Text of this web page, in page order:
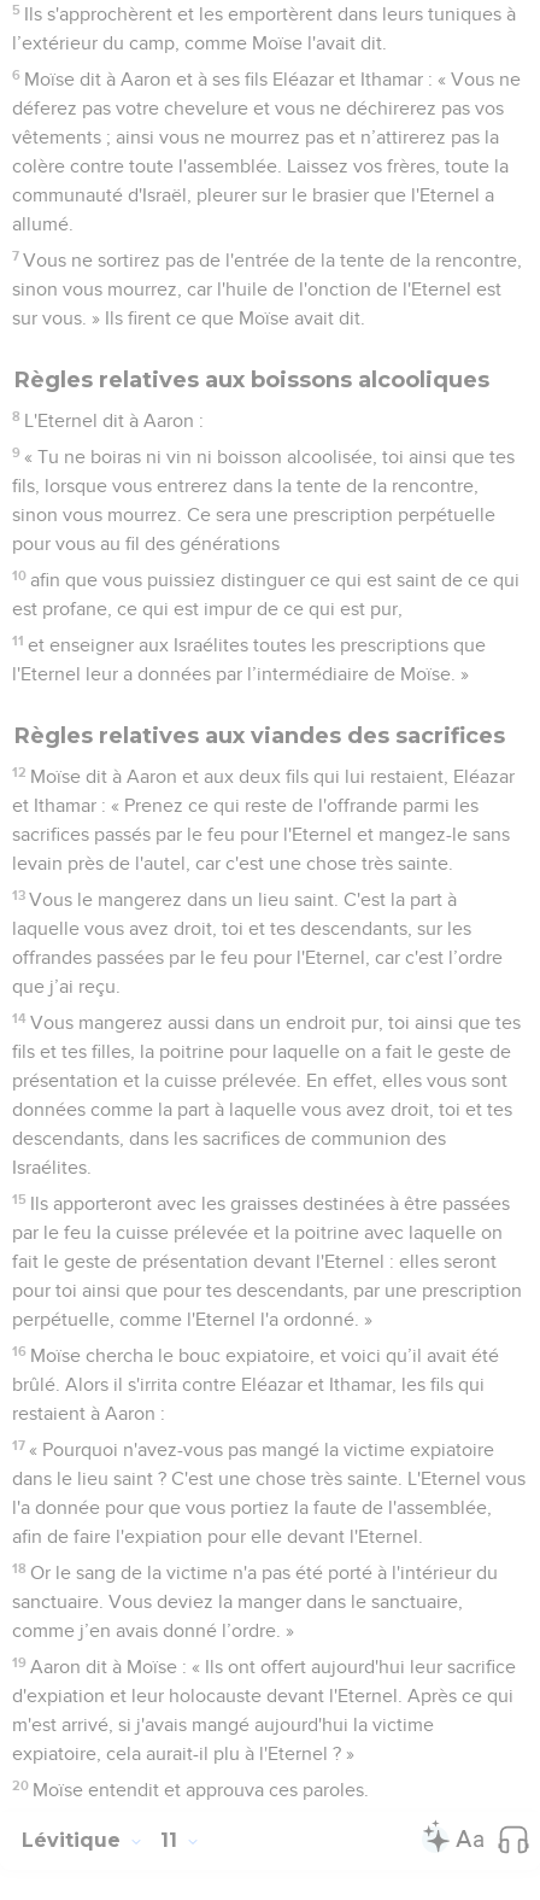
5 Ils s'approchèrent et les emportèrent dans leurs tuniques à
l’extérieur du camp, comme Moïse l'avait dit.
6 Moïse dit à Aaron et à ses fils Eléazar et Ithamar : « Vous ne
déferez pas votre chevelure et vous ne déchirerez pas vos
vêtements ; ainsi vous ne mourrez pas et n’attirerez pas la
colère contre toute l'assemblée. Laissez vos frères, toute la
communauté d'Israël, pleurer sur le brasier que l'Eternel a
allumé.
7 Vous ne sortirez pas de l'entrée de la tente de la rencontre,
sinon vous mourrez, car l'huile de l'onction de l'Eternel est
sur vous. » Ils firent ce que Moïse avait dit.
Règles relatives aux boissons alcooliques
8 L'Eternel dit à Aaron :
9 « Tu ne boiras ni vin ni boisson alcoolisée, toi ainsi que tes
fils, lorsque vous entrerez dans la tente de la rencontre,
sinon vous mourrez. Ce sera une prescription perpétuelle
pour vous au fil des générations
10 afin que vous puissiez distinguer ce qui est saint de ce qui
est profane, ce qui est impur de ce qui est pur,
11 et enseigner aux Israélites toutes les prescriptions que
l'Eternel leur a données par l’intermédiaire de Moïse. »
Règles relatives aux viandes des sacrifices
12 Moïse dit à Aaron et aux deux fils qui lui restaient, Eléazar
et Ithamar : « Prenez ce qui reste de l'offrande parmi les
sacrifices passés par le feu pour l'Eternel et mangez-le sans
levain près de l'autel, car c'est une chose très sainte.
13 Vous le mangerez dans un lieu saint. C'est la part à
laquelle vous avez droit, toi et tes descendants, sur les
offrandes passées par le feu pour l'Eternel, car c'est l’ordre
que j’ai reçu.
14 Vous mangerez aussi dans un endroit pur, toi ainsi que tes
fils et tes filles, la poitrine pour laquelle on a fait le geste de
présentation et la cuisse prélevée. En effet, elles vous sont
données comme la part à laquelle vous avez droit, toi et tes
descendants, dans les sacrifices de communion des
Israélites.
15 Ils apporteront avec les graisses destinées à être passées
par le feu la cuisse prélevée et la poitrine avec laquelle on
fait le geste de présentation devant l'Eternel : elles seront
pour toi ainsi que pour tes descendants, par une prescription
perpétuelle, comme l'Eternel l'a ordonné. »
16 Moïse chercha le bouc expiatoire, et voici qu’il avait été
brûlé. Alors il s'irrita contre Eléazar et Ithamar, les fils qui
restaient à Aaron :
17 « Pourquoi n'avez-vous pas mangé la victime expiatoire
dans le lieu saint ? C'est une chose très sainte. L'Eternel vous
l'a donnée pour que vous portiez la faute de l'assemblée,
afin de faire l'expiation pour elle devant l'Eternel.
18 Or le sang de la victime n'a pas été porté à l'intérieur du
sanctuaire. Vous deviez la manger dans le sanctuaire,
comme j’en avais donné l’ordre. »
19 Aaron dit à Moïse : « Ils ont offert aujourd'hui leur sacrifice
d'expiation et leur holocauste devant l'Eternel. Après ce qui
m'est arrivé, si j'avais mangé aujourd'hui la victime
expiatoire, cela aurait-il plu à l'Eternel ? »
20 Moïse entendit et approuva ces paroles.
Lévitique 11